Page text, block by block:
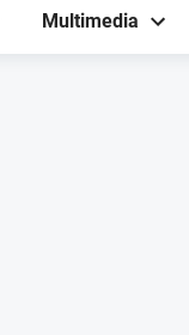
Multimedia